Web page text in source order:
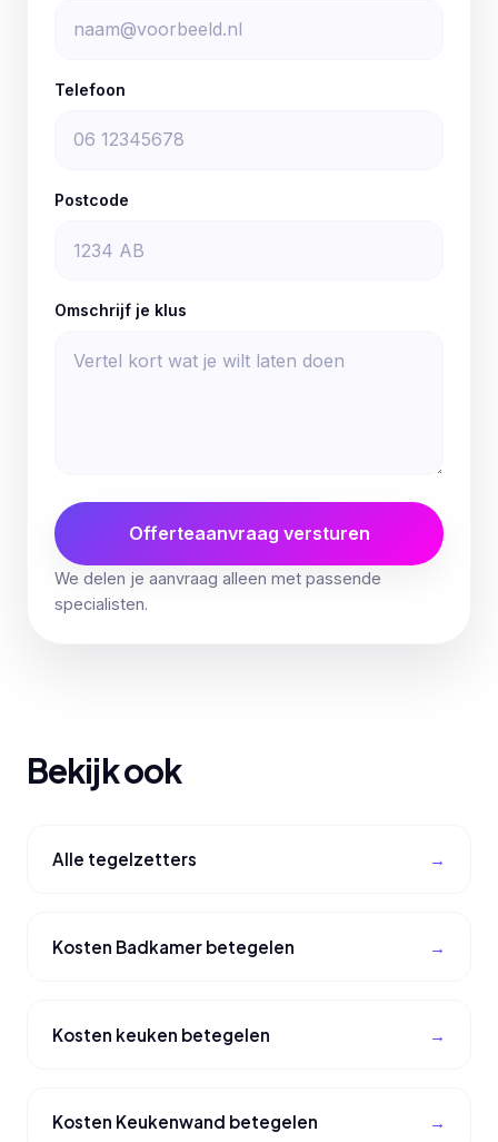
Telefoon
Postcode
Omschrijf je klus
Offerteaanvraag versturen
We delen je aanvraag alleen met passende
specialisten.
Bekijk ook
Alle tegelzetters
Kosten Badkamer betegelen
Kosten keuken betegelen
Kosten Keukenwand betegelen